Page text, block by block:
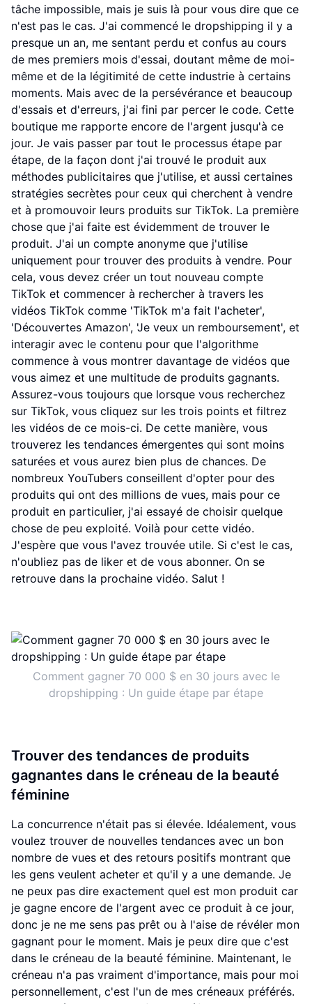
tâche impossible, mais je suis là pour vous dire que ce
n'est pas le cas. J'ai commencé le dropshipping il y a
presque un an, me sentant perdu et confus au cours
de mes premiers mois d'essai, doutant même de moi-
même et de la légitimité de cette industrie à certains
moments. Mais avec de la persévérance et beaucoup
d'essais et d'erreurs, j'ai fini par percer le code. Cette
boutique me rapporte encore de l'argent jusqu'à ce
jour. Je vais passer par tout le processus étape par
étape, de la façon dont j'ai trouvé le produit aux
méthodes publicitaires que j'utilise, et aussi certaines
stratégies secrètes pour ceux qui cherchent à vendre
et à promouvoir leurs produits sur TikTok. La première
chose que j'ai faite est évidemment de trouver le
produit. J'ai un compte anonyme que j'utilise
uniquement pour trouver des produits à vendre. Pour
cela, vous devez créer un tout nouveau compte
TikTok et commencer à rechercher à travers les
vidéos TikTok comme 'TikTok m'a fait l'acheter',
'Découvertes Amazon', 'Je veux un remboursement', et
interagir avec le contenu pour que l'algorithme
commence à vous montrer davantage de vidéos que
vous aimez et une multitude de produits gagnants.
Assurez-vous toujours que lorsque vous recherchez
sur TikTok, vous cliquez sur les trois points et filtrez
les vidéos de ce mois-ci. De cette manière, vous
trouverez les tendances émergentes qui sont moins
saturées et vous aurez bien plus de chances. De
nombreux YouTubers conseillent d'opter pour des
produits qui ont des millions de vues, mais pour ce
produit en particulier, j'ai essayé de choisir quelque
chose de peu exploité. Voilà pour cette vidéo.
J'espère que vous l'avez trouvée utile. Si c'est le cas,
n'oubliez pas de liker et de vous abonner. On se
retrouve dans la prochaine vidéo. Salut !
Comment gagner 70 000 $ en 30 jours avec le
dropshipping : Un guide étape par étape
Trouver des tendances de produits
gagnantes dans le créneau de la beauté
féminine
La concurrence n'était pas si élevée. Idéalement, vous
voulez trouver de nouvelles tendances avec un bon
nombre de vues et des retours positifs montrant que
les gens veulent acheter et qu'il y a une demande. Je
ne peux pas dire exactement quel est mon produit car
je gagne encore de l'argent avec ce produit à ce jour,
donc je ne me sens pas prêt ou à l'aise de révéler mon
gagnant pour le moment. Mais je peux dire que c'est
dans le créneau de la beauté féminine. Maintenant, le
créneau n'a pas vraiment d'importance, mais pour moi
personnellement, c'est l'un de mes créneaux préférés.